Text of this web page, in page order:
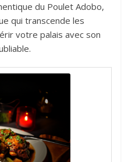
du Poulet Adobo,
qui transcende les
votre palais avec son